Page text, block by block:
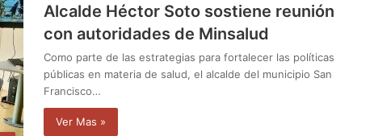
Alcalde Héctor Soto sostiene reunión
con autoridades de Minsalud
Como parte de las estrategias para fortalecer las políticas
públicas en materia de salud, el alcalde del municipio San
Francisco…
Ver Mas »